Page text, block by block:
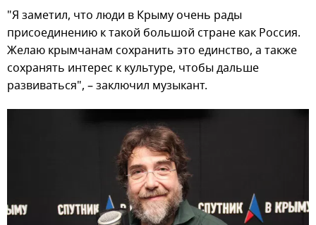
"Я заметил, что люди в Крыму очень рады
присоединению к такой большой стране как Россия.
Желаю крымчанам сохранить это единство, а также
сохранять интерес к культуре, чтобы дальше
развиваться", – заключил музыкант.